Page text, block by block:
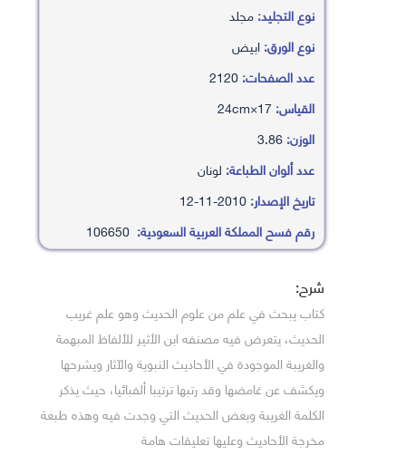
نوع التجليد:مجلد
نوع الورق:ابيض
عدد الصفحات:
القياس:
الوزن:
عدد ألوان الطباعة: لونان
تاريخ الإصدار:
رقم فسح المملكة العربية السعودية:
شرح:
كتاب يبحث في علم من علوم الحديث وهو علم غريب
الحديث، يتعرض فيه مصنفه ابن الأثير للألفاظ المبهمة
والغريبة الموجودة في الأحاديث النبوية والآثار ويشرحها
ويكشف عن غامضها وقد رتبها ترتيبا ألفبائيا، حيث يذكر
الكلمة الغريبة وبعض الحديث التي وجدت فيه وهذه طبعة
مخرجة الأحاديث وعليها تعليقات هامة